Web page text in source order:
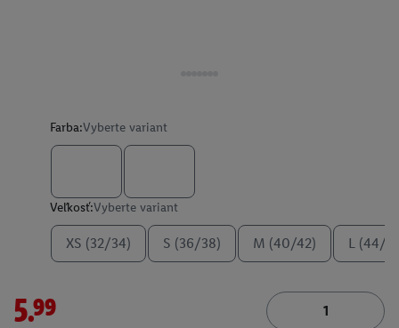
Farba:Vyberte variant
Veľkosť:Vyberte variant
XS (32/34) S (36/38) M (40/42) L (44/
5.99